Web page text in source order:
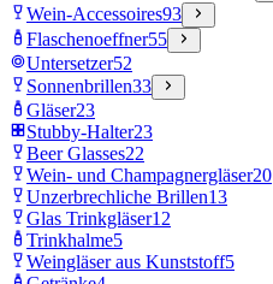
Wein-Accessoires93
Flaschenoeffner55
Untersetzer52
Sonnenbrillen33
Gläser23
Stubby-Halter23
Beer Glasses22
Wein- und Champagnergläser20
Unzerbrechliche Brillen13
Glas Trinkgläser12
Trinkhalme5
Weingläser aus Kunststoff5